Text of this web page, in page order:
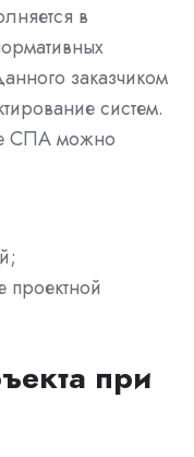
в
заказчиком
систем.
СПА можно
проектной
при